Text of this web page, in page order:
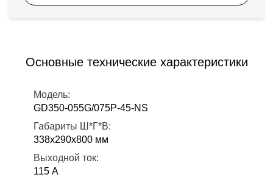
Основные технические характеристики
Модель:
GD350-055G/075P-45-NS
Габариты Ш*Г*В:
338х290х800 мм
Выходной ток:
115 А